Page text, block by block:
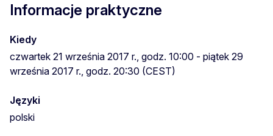
Informacje praktyczne
Kiedy
czwartek 21 września 2017 r., godz. 10:00 - piątek 29
września 2017 r., godz. 20:30 (CEST)
Języki
polski